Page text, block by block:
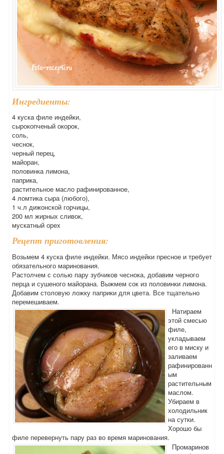
Ингредиенты:
4 куска филе индейки,
сырокопченый окорок,
соль,
чеснок,
черный перец,
майоран,
половинка лимона,
паприка,
растительное масло рафинированное,
4 ломтика сыра (любого),
1 ч.л дижонской горчицы,
200 мл жирных сливок,
мускатный орех
Рецепт приготовления:
Возьмем 4 куска филе индейки. Мясо индейки пресное и требует
обязательного маринования.
Растолчем с солью пару зубчиков чеснока, добавим черного
перца и сушеного майорана. Выжмем сок из половинки лимона.
Добавим столовую ложку паприки для цвета. Все тщательно
перемешиваем.
Натираем
этой смесью
филе,
укладываем
его в миску и
заливаем
рафинированн
ым
растительным
маслом.
Убираем в
холодильник
на сутки.
Хорошо бы
филе перевернуть пару раз во время маринования.
Промаринов